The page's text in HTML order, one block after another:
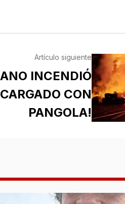
Artículo siguiente
INCENDIÓ
CON
PANGOLA!